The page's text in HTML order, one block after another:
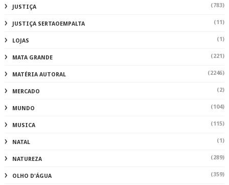
JUSTIÇA (783)
JUSTIÇA SERTAOEMPALTA (11)
LOJAS (1)
MATA GRANDE (221)
MATÉRIA AUTORAL (2246)
MERCADO (2)
MUNDO (104)
MUSICA (115)
NATAL (1)
NATUREZA (289)
OLHO D'ÁGUA (359)